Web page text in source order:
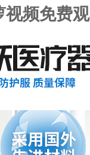
频免费